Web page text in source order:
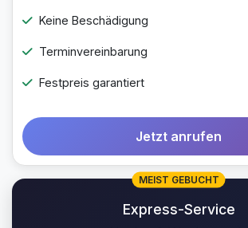
Keine Beschädigung
Terminvereinbarung
Festpreis garantiert
Jetzt anrufen
MEIST GEBUCHT
Express-Service